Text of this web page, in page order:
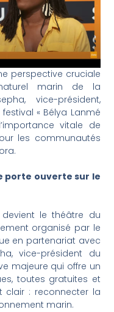
perspective cruciale
marin de la
vice-président,
« Bélya Lanmé
vitale de
les communautés
porte ouverte sur le
le théâtre du
organisé par le
en partenariat avec
vice-président du
majeure qui offre un
toutes gratuites et
clair : reconnecter la
marin.